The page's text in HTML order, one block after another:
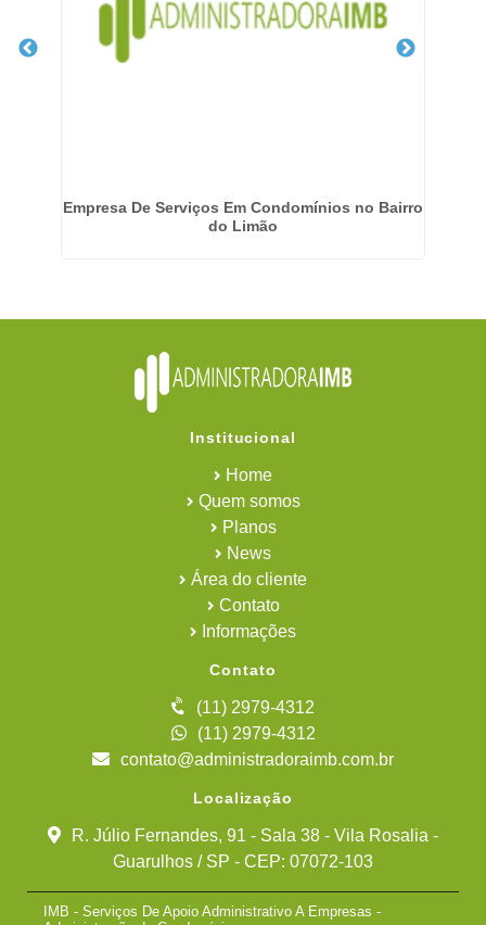
Empresa De Serviços Em Condomínios no Bairro
do Limão
Institucional
Home
Quem somos
Planos
News
Área do cliente
Contato
Informações
Contato
(11) 2979-4312
(11) 2979-4312
contato@administradoraimb.com.br
Localização
R. Júlio Fernandes, 91 - Sala 38 - Vila Rosalia -
Guarulhos / SP - CEP: 07072-103
IMB - Serviços De Apoio Administrativo A Empresas -